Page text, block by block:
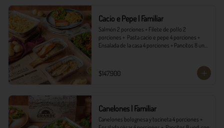
Cacio e Pepe | Familiar
Salmón 2 porciones + Filete de pollo 2
porciones +  Pasta cacio e pepe 4 porciones +
Ensalada de la casa 4 porciones + Pancitos 8 und.
$147.900
Canelones | Familiar
Canelones bolognesa y tocineta 4 porciones +